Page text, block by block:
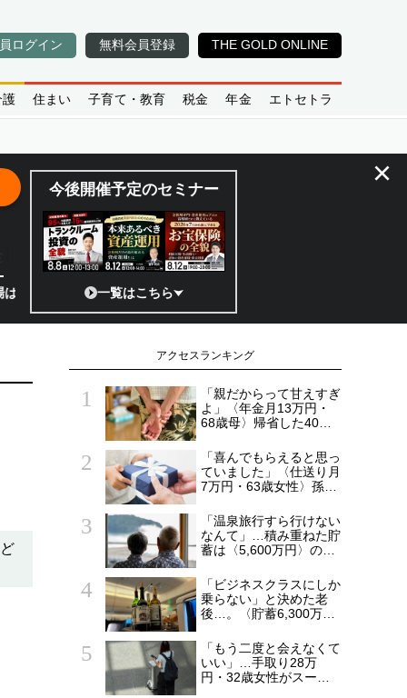
ログイン 無料会員登録 THE GOLD ONLINE
護 住まい 子育て・教育 税金 年金 エトセトラ
日本の宇宙ベンチャーのココがスゴイ！／補助金から実需へ、知
今後開催予定のセミナー
一覧はこちら
×
アクセスランキング
「親だからって甘えすぎ
よ」〈年金月13万円・
68歳母〉帰省した40歳
には泊めない」
「喜んでもらえると思っ
ていました」〈仕送り月
7万円・63歳女性〉孫へ
で崩れた親子関係
「温泉旅行すら行けない
なんて」…積み重ねた貯
蓄は〈5,600万円〉の68
を貯めたはずが「馬鹿だ
った」肩を落とす理由
「ビジネスクラスにしか
乗らない」と決めた老
後…。〈貯蓄6,300万
国後に募った後悔
「もう二度と会えなくて
いい」…手取り28万
円・32歳女性がスーツ